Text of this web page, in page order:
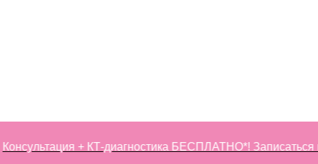
+ КТ-диагностика БЕСПЛАТНО*! Записаться